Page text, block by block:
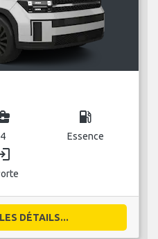
4
local_gas_station
Essence
DÉTAILS...